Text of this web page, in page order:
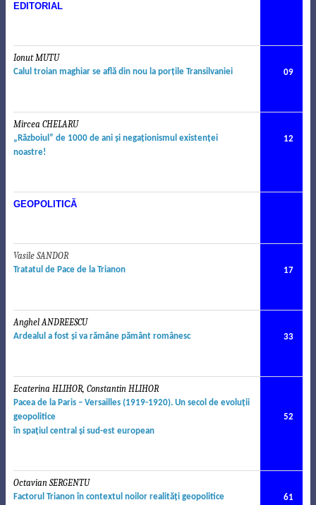
EDITORIAL
Ionut MUTU
Calul troian maghiar se afl ădin nou la porţile Transilvaniei 09
Mircea CHELARU
„Războiul” de 1000 de ani şi negaţionismul existenţei
noastre!
12
GEOPOLITICĂ
Vasile SANDOR
Tratatul de Pace de la Trianon 17
Anghel ANDREESCU
Ardealul a fost şi va rămâne pământ românesc 33
Ecaterina HLIHOR, Constantin HLIHOR
Pacea de la Paris – Versailles (1919-1920). Un secol de evoluţii
geopolitice
în spaţiul central şi sud-est european
52
Octavian SERGENTU
Factorul Trianon în contextul noilor realităţi geopolitice 61